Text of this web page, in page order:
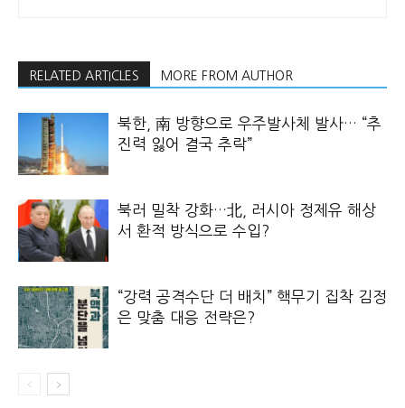
RELATED ARTICLES MORE FROM AUTHOR
북한, 南 방향으로 우주발사체 발사… “추
진력 잃어 결국 추락”
북러 밀착 강화…北, 러시아 정제유 해상
서 환적 방식으로 수입?
“강력 공격수단 더 배치” 핵무기 집착 김정
은 맞춤 대응 전략은?